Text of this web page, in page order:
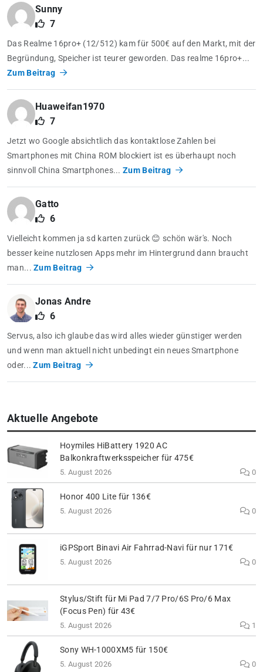
Sunny
7
Das Realme 16pro+ (12/512) kam für 500€ auf den Markt, mit der
Begründung, Speicher ist teurer geworden. Das realme 16pro+...
Zum Beitrag
Huaweifan1970
7
Jetzt wo Google absichtlich das kontaktlose Zahlen bei
Smartphones mit China ROM blockiert ist es überhaupt noch
sinnvoll China Smartphones...Zum Beitrag
Gatto
6
Vielleicht kommen ja sd karten zurück 😊 schön wär's. Noch
besser keine nutzlosen Apps mehr im Hintergrund dann braucht
man...Zum Beitrag
Jonas Andre
6
Servus, also ich glaube das wird alles wieder günstiger werden
und wenn man aktuell nicht unbedingt ein neues Smartphone
oder...Zum Beitrag
Aktuelle Angebote
Hoymiles HiBattery 1920 AC
Balkonkraftwerksspeicher für 475€
5. August 2026 0
Honor 400 Lite für 136€
5. August 2026 0
iGPSport Binavi Air Fahrrad-Navi für nur 171€
5. August 2026 0
Stylus/Stift für Mi Pad 7/7 Pro/6S Pro/6 Max
(Focus Pen) für 43€
5. August 2026 1
Sony WH-1000XM5 für 150€
5. August 2026 0